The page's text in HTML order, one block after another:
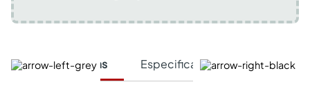
Características Especificaciones Técnicas